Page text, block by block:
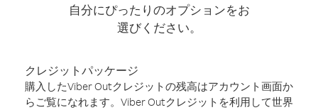
自分にぴったりのオプションをお
選びください。
クレジットパッケージ
購入したViber Outクレジットの残高はアカウント画面か
らご覧になれます。Viber Outクレジットを利用して世界